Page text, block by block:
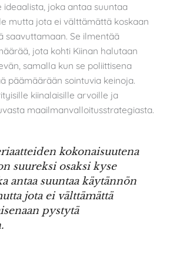
ideaalista, joka antaa suuntaa
mutta jota ei välttämättä koskaan
saavuttamaan. Se ilmentää
jota kohti Kiinan halutaan
samalla kun se poliittisena
päämäärään sointuvia keinoja.
kiinalaisille arvoille ja
maailmanvalloitusstrategiasta.
kokonaisuutena
suureksi osaksi kyse
antaa suuntaa käytännön
jota ei välttämättä
pystytä